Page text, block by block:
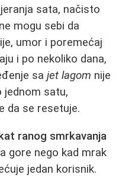
sata, načisto
mogu sebi da
umor i poremećaj
i po nekoliko dana,
sa jet lagom nije
jednom satu,
da se resetuje.
ranog smrkavanja
gore nego kad mrak
jedan korisnik.